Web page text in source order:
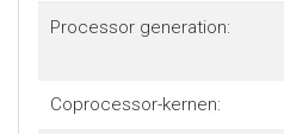
Processor generation:
Coprocessor-kernen: